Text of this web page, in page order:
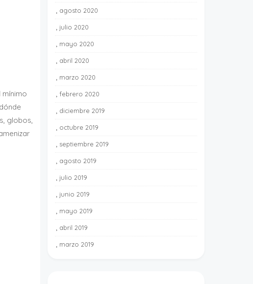
mínimo
globos,
agosto 2020
julio 2020
mayo 2020
abril 2020
marzo 2020
febrero 2020
diciembre 2019
octubre 2019
septiembre 2019
agosto 2019
julio 2019
junio 2019
mayo 2019
abril 2019
marzo 2019